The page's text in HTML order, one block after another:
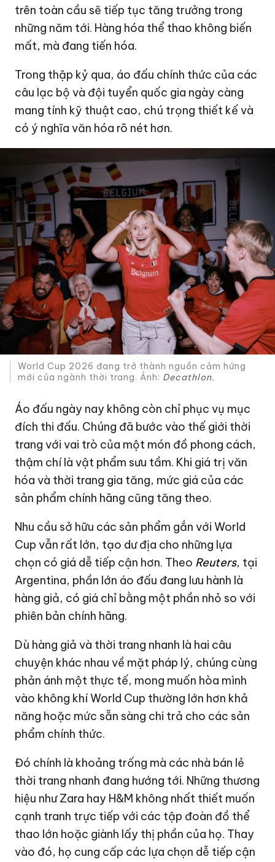
trên toàn cầu sẽ tiếp tục tăng trưởng trong
những năm tới. Hàng hóa thể thao không biến
mất, mà đang tiến hóa.
Trong thập kỷ qua, áo đấu chính thức của các
câu lạc bộ và đội tuyển quốc gia ngày càng
mang tính kỹ thuật cao, chú trọng thiết kế và
có ý nghĩa văn hóa rõ nét hơn.
World Cup 2026 đang trở thành nguồn cảm hứng
mới của ngành thời trang. Ảnh: Decathlon.
Áo đấu ngày nay không còn chỉ phục vụ mục
đích thi đấu. Chúng đã bước vào thế giới thời
trang với vai trò của một món đồ phong cách,
thậm chí là vật phẩm sưu tầm. Khi giá trị văn
hóa và thời trang gia tăng, mức giá của các
sản phẩm chính hãng cũng tăng theo.
Nhu cầu sở hữu các sản phẩm gắn với World
Cup vẫn rất lớn, tạo dư địa cho những lựa
chọn có giá dễ tiếp cận hơn. Theo Reuters, tại
Argentina, phần lớn áo đấu đang lưu hành là
hàng giả, có giá chỉ bằng một phần nhỏ so với
phiên bản chính hãng.
Dù hàng giả và thời trang nhanh là hai câu
chuyện khác nhau về mặt pháp lý, chúng cùng
phản ánh một thực tế, mong muốn hòa mình
vào không khí World Cup thường lớn hơn khả
năng hoặc mức sẵn sàng chi trả cho các sản
phẩm chính thức.
Đó chính là khoảng trống mà các nhà bán lẻ
thời trang nhanh đang hướng tới. Những thương
hiệu như Zara hay H&M không nhất thiết muốn
cạnh tranh trực tiếp với các tập đoàn đồ thể
thao lớn hoặc giành lấy thị phần của họ. Thay
vào đó, họ cung cấp các lựa chọn dễ tiếp cận